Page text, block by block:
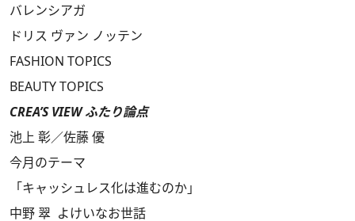
バレンシアガ
ドリス ヴァン ノッテン
FASHION TOPICS
BEAUTY TOPICS
CREA’S VIEW ふたり論点
池上 彰／佐藤 優
今月のテーマ
「キャッシュレス化は進むのか」
中野 翠 よけいなお世話